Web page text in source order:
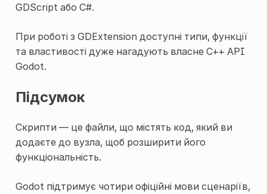
GDScript або C#.
При роботі з GDExtension доступні типи, функції
та властивості дуже нагадують власне C++ API
Godot.
Підсумок
Скрипти — це файли, що містять код, який ви
додаєте до вузла, щоб розширити його
функціональність.
Godot підтримує чотири офіційні мови сценаріїв,